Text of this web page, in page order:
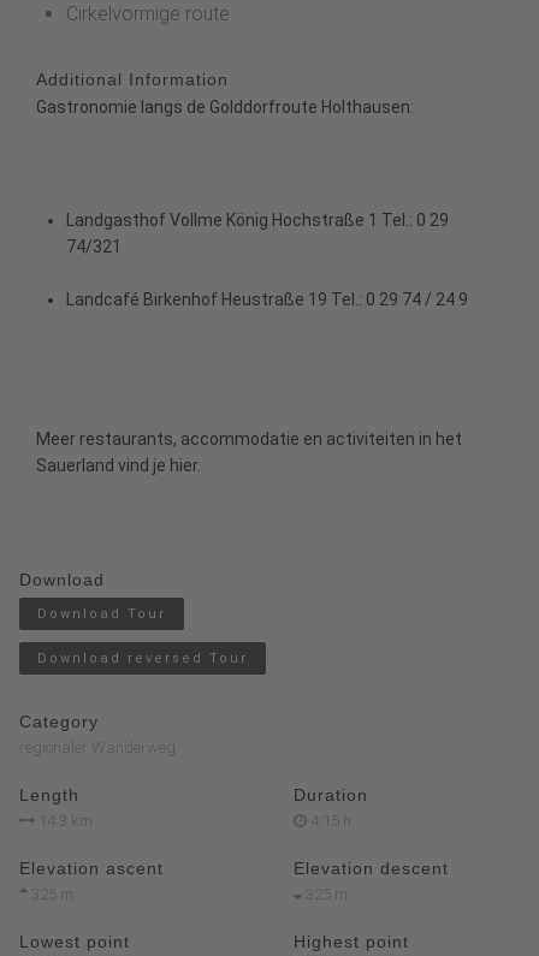
Cirkelvormige route
Additional Information
Gastronomie langs de Golddorfroute Holthausen:
Landgasthof Vollme König Hochstraße 1 Tel.: 0 29
74/321
Landcafé Birkenhof Heustraße 19 Tel.: 0 29 74 / 24 9
Meer restaurants, accommodatie en activiteiten in het
Sauerland vind je hier.
Download
Download Tour
Download reversed Tour
Category
regionaler Wanderweg
Length
14.3 km
Duration
4:15 h
Elevation ascent
325 m
Elevation descent
325 m
Lowest point Highest point